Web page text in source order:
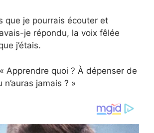
que je pourrais écouter et
je répondu, la voix fêlée
j’étais.
Apprendre quoi ? À dépenser de
n’auras jamais ? »